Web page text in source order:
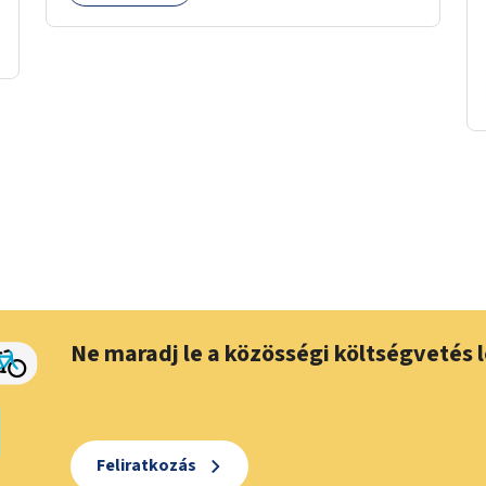
Ne maradj le a közösségi
Feliratkozás